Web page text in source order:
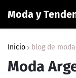
Moda y
Inicio blog de
Moda